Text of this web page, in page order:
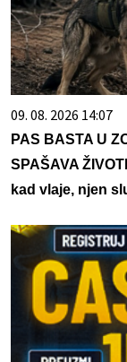
09. 08. 2026 14:07
PAS BASTA U
SPAŠAVA
kad vlaje, njen